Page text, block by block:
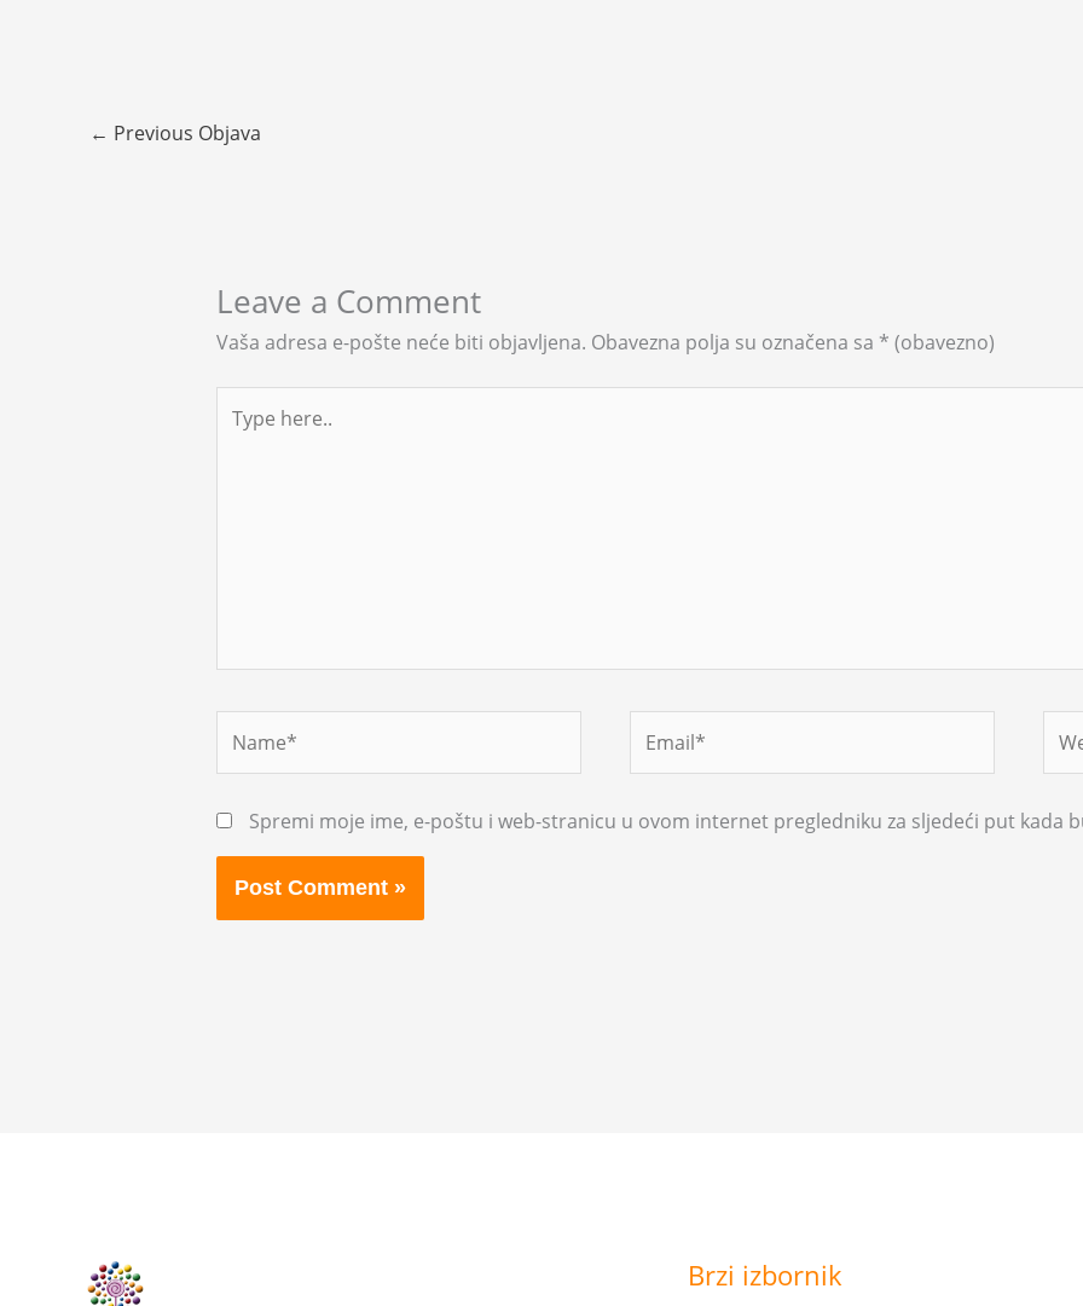
← Previous Objava
Leave a Comment
Vaša adresa e-pošte neće biti objavljena. Obavezna polja su označena sa * (obavezno)
here..
Spremi moje ime, e-poštu i web-stranicu u ovom internet pregledniku za sljedeći put kada
Brzi izbornik